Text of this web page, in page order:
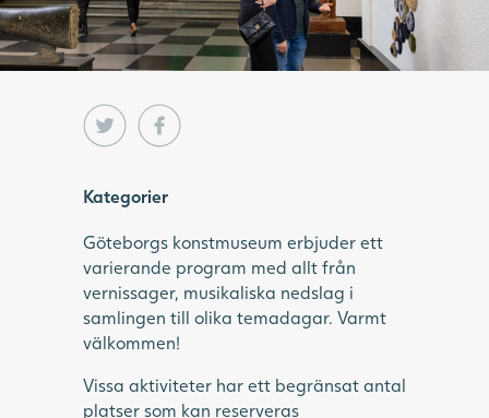
Kategorier
Göteborgs konstmuseum erbjuder ett
varierande program med allt från
vernissager, musikaliska nedslag i
samlingen till olika temadagar. Varmt
välkommen!
Vissa aktiviteter har ett begränsat antal
platser som kan reserveras